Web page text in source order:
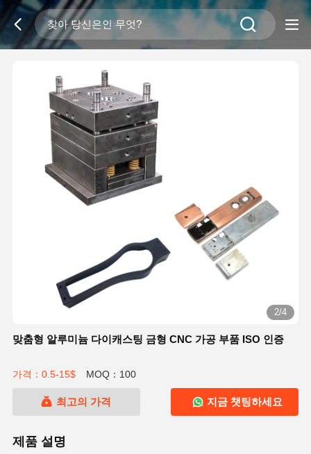
2/4
맞춤형 알루미늄 다이캐스팅 금형 CNC 가공 부품 ISO 인증
가격：0.5-15$ MOQ：100
최고의 가격 지금 챗팅하세요
제품 설명